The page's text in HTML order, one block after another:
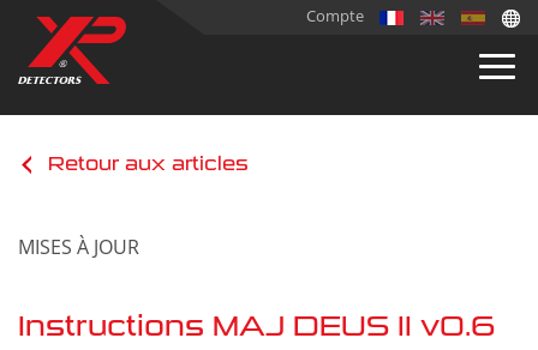
Compte
Retour aux articles
MISES À JOUR
Instructions MAJ DEUS II v0.6